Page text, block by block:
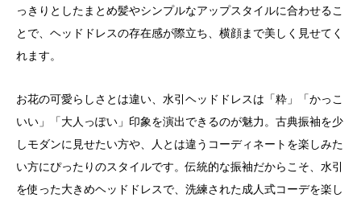
っきりとしたまとめ髪やシンプルなアップスタイルに合わせるこ
とで、ヘッドドレスの存在感が際立ち、横顔まで美しく見せてく
れます。
お花の可愛らしさとは違い、水引ヘッドドレスは「粋」「かっこ
いい」「大人っぽい」印象を演出できるのが魅力。古典振袖を少
しモダンに見せたい方や、人とは違うコーディネートを楽しみた
い方にぴったりのスタイルです。伝統的な振袖だからこそ、水引
を使った大きめヘッドドレスで、洗練された成人式コーデを楽し